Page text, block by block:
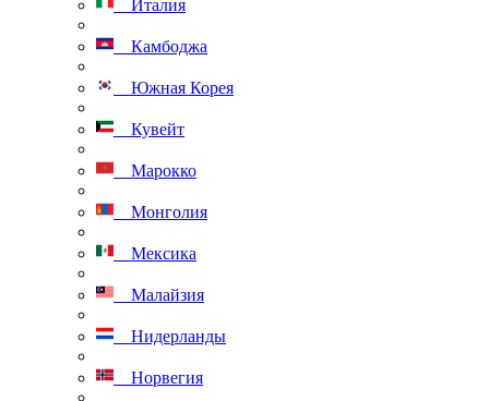
Италия
Камбоджа
Южная Корея
Кувейт
Марокко
Монголия
Мексика
Малайзия
Нидерланды
Норвегия